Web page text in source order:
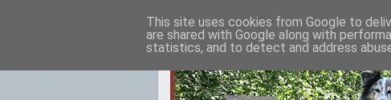
This site uses cookies from Google to
are shared with Google along with
statistics, and to detect and address